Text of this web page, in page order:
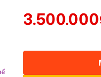
3.500.000